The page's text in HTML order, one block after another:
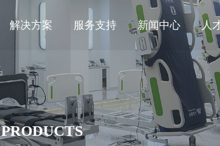
解决方案 服务支持 新闻中心 人
PRODUCTS